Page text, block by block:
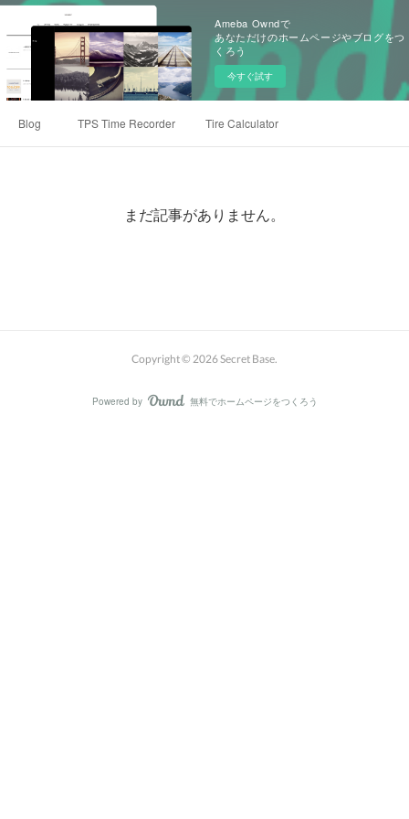
Ameba Owndで
あなただけのホームページやブログをつ
くろう
今すぐ試す
Blog TPS Time Recorder Tire Calculator
まだ記事がありません。
Copyright © 2026Secret Base.
Powered by AmebaOwnd
無料でホームページをつくろう